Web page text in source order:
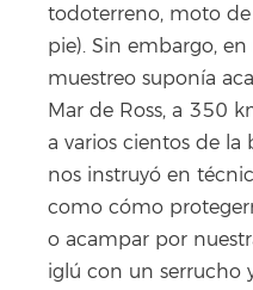
todoterreno, moto
pie). Sin embargo,
muestreo suponía
Mar de Ross, a 350
a varios cientos de la
nos instruyó en
como cómo
o acampar por
iglú con un serrucho